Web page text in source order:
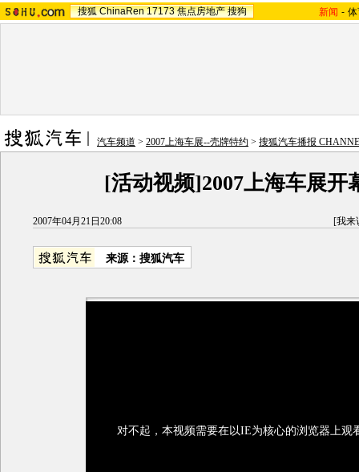
搜狐 ChinaRen 17173 焦点房地产 搜狗 新闻 -
汽车频道 > 2007上海车展--壳牌特约 > 搜狐汽车播报
[活动视频]2007上海车展开
2007年04月21日20:08 [我来
来源：搜狐汽车
对不起，本视频需要在以IE为核心的浏览器上观